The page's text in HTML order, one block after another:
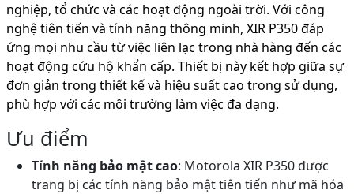
nghiệp, tổ chức và các hoạt động ngoài trời. Với công
nghệ tiên tiến và tính năng thông minh, XIR P350 đáp
ứng mọi nhu cầu từ việc liên lạc trong nhà hàng đến các
hoạt động cứu hộ khẩn cấp. Thiết bị này kết hợp giữa sự
đơn giản trong thiết kế và hiệu suất cao trong sử dụng,
phù hợp với các môi trường làm việc đa dạng.
Ưu điểm
Tính năng bảo mật cao: Motorola XIR P350 được
trang bị các tính năng bảo mật tiên tiến như mã hóa